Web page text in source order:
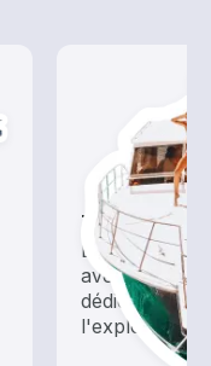
Tours
Explorez les
avec une
dédiée au
l'exploration